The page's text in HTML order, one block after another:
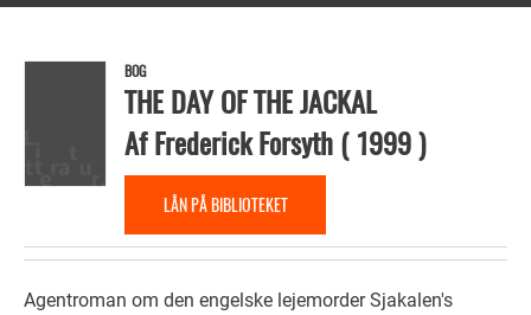
hovedindhold
Temaer
BOG
THE DAY OF THE JACKAL
AfFrederick Forsyth(1999)
LÅN PÅ BIBLIOTEKET
Agentroman om den engelske lejemorder Sjakalen's